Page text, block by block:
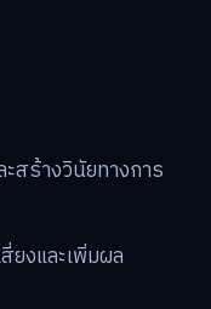
สร้างวินัยทางการ
ยงและเพิ่มผล